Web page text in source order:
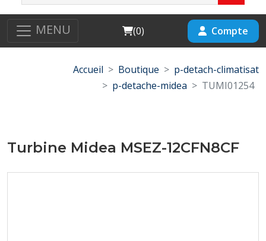
MENU Cart
(0) Compte
Accueil Boutique
p-detach-climatisat
p-detache-midea
TUMI01254
Turbine Midea MSEZ-12CFN8CF